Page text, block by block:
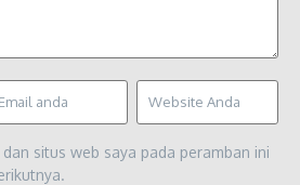
situs web saya pada peramban ini